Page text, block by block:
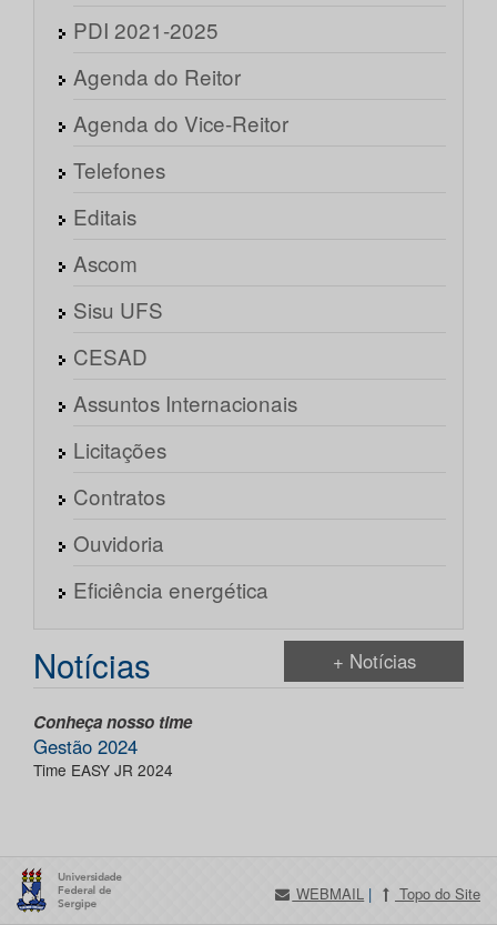
PDI 2021-2025
Agenda do Reitor
Agenda do Vice-Reitor
Telefones
Editais
Ascom
Sisu UFS
CESAD
Assuntos Internacionais
Licitações
Contratos
Ouvidoria
Eficiência energética
Notícias + Notícias
Conheça nosso time
Gestão 2024
Time EASY JR 2024
WEBMAIL | Topo do Site